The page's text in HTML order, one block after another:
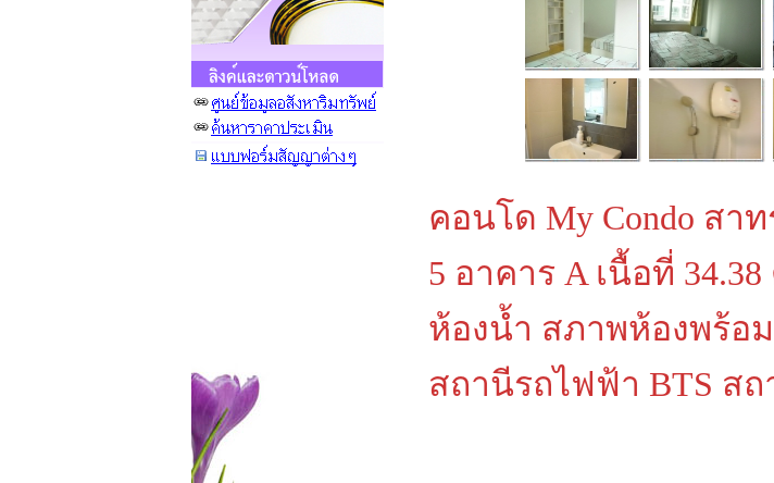
คอนโด My Condo สา
5 อาคาร A เนื้อที่
ห้องน้ำ สภาพห้องพร้อ
สถานีรถไฟฟ้า BTS ส